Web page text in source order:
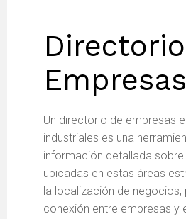
Empresas
Un directorio de empresas
industriales es una
información detallada
ubicadas en estas áreas
la localización de
conexión entre empresas y